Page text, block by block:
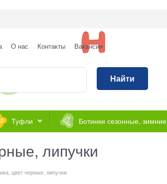
О нас Контакты Вакансии
Найти
Туфли Ботинки сезонные, зимние
липучки
цвет черные, липучки